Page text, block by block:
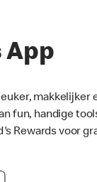
App
makkelijker
fun, handige
Rewards voor